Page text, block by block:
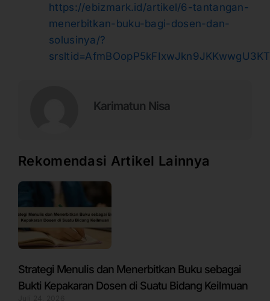
https://ebizmark.id/artikel/6-tantangan-
menerbitkan-buku-bagi-dosen-dan-
solusinya/?
Karimatun Nisa
Rekomendasi Artikel Lainnya
Strategi Menulis dan Menerbitkan Buku sebagai
Bukti Kepakaran Dosen di Suatu Bidang Keilmuan